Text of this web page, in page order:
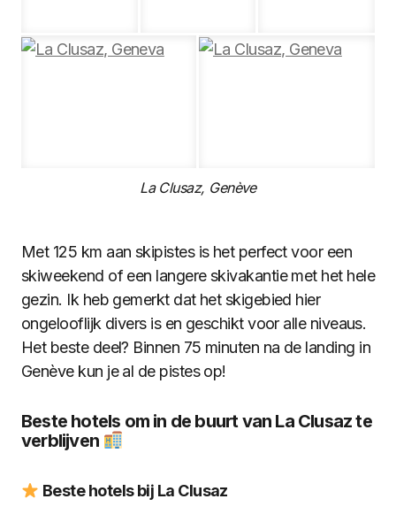
La Clusaz, Genève
Met 125 km aan skipistes is het perfect voor een
skiweekend of een langere skivakantie met het hele
gezin. Ik heb gemerkt dat het skigebied hier
ongelooflijk divers is en geschikt voor alle niveaus.
Het beste deel? Binnen 75 minuten na de landing in
Genève kun je al de pistes op!
Beste hotels om in de buurt van La Clusaz te
verblijven
Beste hotels bij La Clusaz